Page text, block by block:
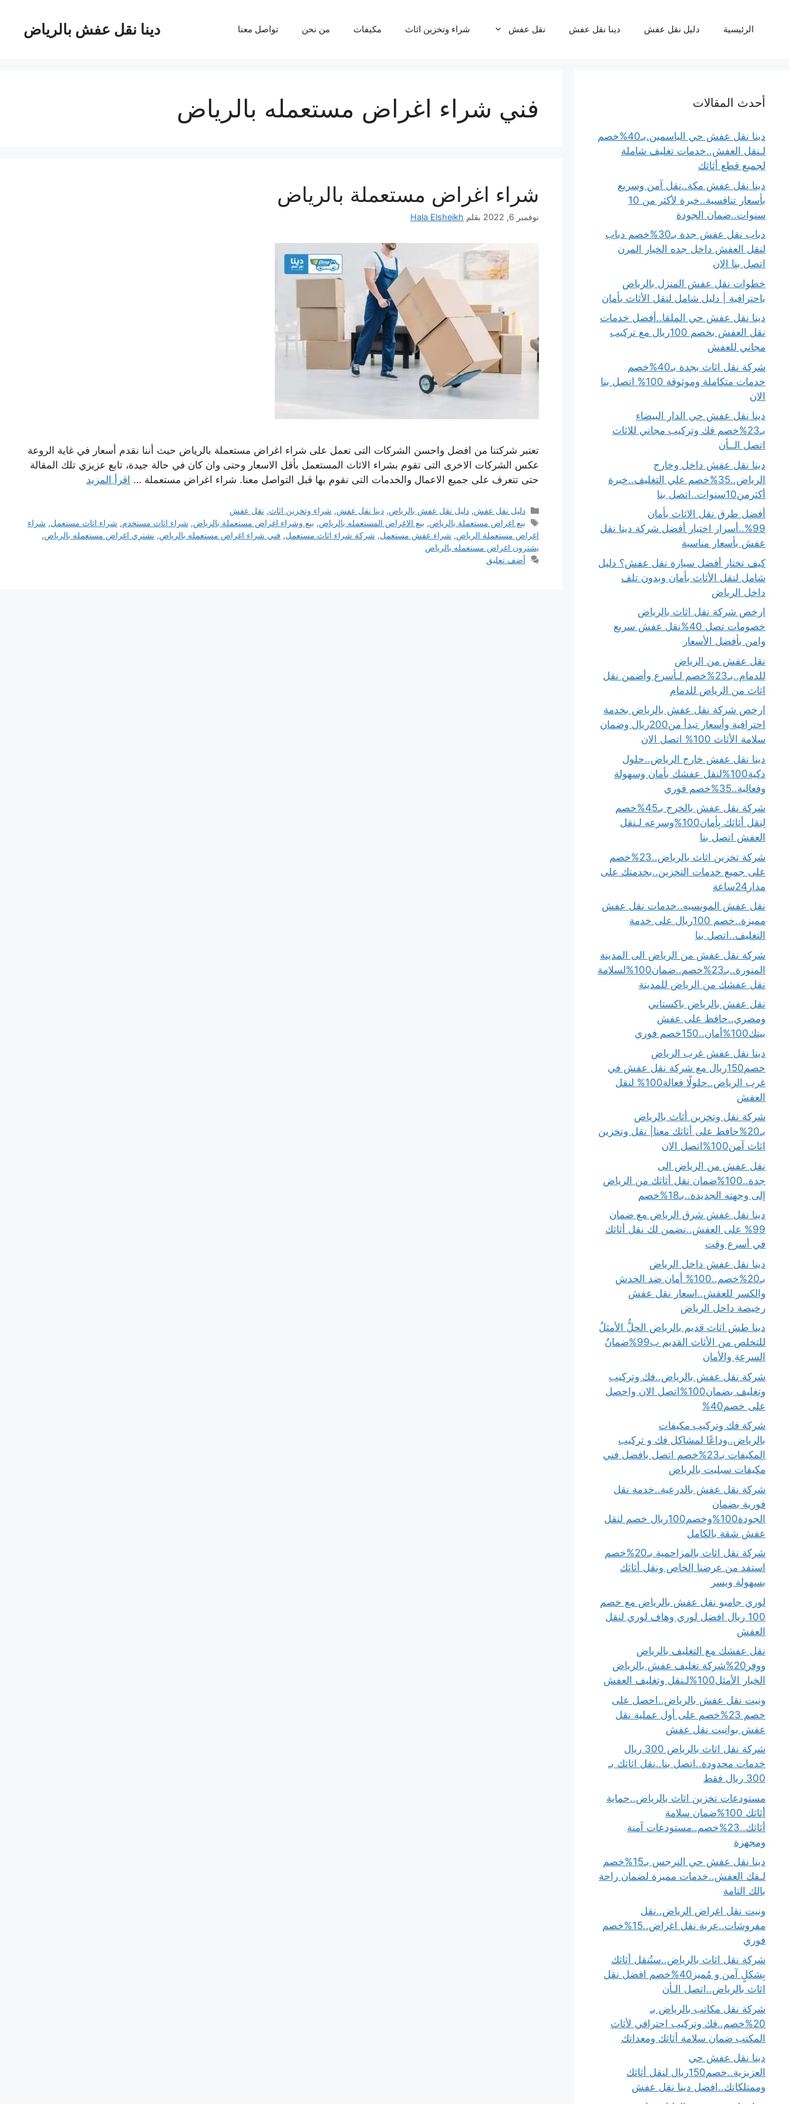
دينا نقل عفش بالرياض الرئيسية دليل نقل عفش دينا نقل عفش نقل عفش شراء وتخزين اثاث مكيفات من نحن تواصل معنا
فني شراء اغراض مستعمله بالرياض
شراء اغراض مستعملة بالرياض
نوفمبر 6, 2022 بقلم Hala Elsheikh
تعتبر شركتنا من افضل واحسن الشركات التى تعمل على شراء اغراض مستعملة بالرياض حيث أننا نقدم أسعار في غاية الروعة
عكس الشركات الاخرى التى تقوم بشراء الاثاث المستعمل بأقل الاسعار وحتى وان كان في حالة جيدة، تابع عزيزي تلك المقالة
حتى تتعرف على جميع الاعمال والخدمات التى نقوم بها قبل التواصل معنا. شراء اغراض مستعملة … اقرأ المزيد
التصنيفات
دليل نقل عفش,دليل نقل عفش بالرياض,دينا نقل عفش, شراء وتخزين اثاث, نقل عفش
الوسوم
بيع اغراض مستعملة بالرياض, بيع الاغراض المستعمله بالرياض, بيع وشراء اغراض مستعملة بالرياض, شراء اثاث مستخدم, شراء اثاث مستعمل, شراء
اغراض مستعملة الرياض, شراء عفش مستعمل, شركة شراء اثاث مستعمل, فني شراء اغراض مستعمله بالرياض, نشتري اغراض مستعمله بالرياض,
يشترون اغراض مستعمله بالرياض
أضف تعليق
أحدث المقالات
دينا نقل عفش حي الياسمين.بـ40%خصم
لـنقل العفش..خدمات تغليف شاملة
لجميع قطع أثاثك
دينا نقل عفش مكة..نقل آمن وسريع
بأسعار تنافسية..خبرة لأكثر من 10
سنوات..ضمان الجودة
دباب نقل عفش جدة بـ30%خصم دباب
لنقل العفش داخل جده الخيار المرن
اتصل بنا الان
خطوات نقل عفش المنزل بالرياض
باحترافية | دليل شامل لنقل الأثاث بأمان
دينا نقل عفش حي الملقا..أفضل خدمات
نقل العفش بخصم 100ريال مع تركيب
مجاني للعفش
شركة نقل اثاث بجدة بـ40%خصم
خدمات متكاملة وموثوقة 100% اتصل بنا
الان
دينا نقل عفش حي الدار البيضاء
بـ23%خصم فك وتركيب مجاني للاثاث
اتصل الــأن
دينا نقل عفش داخل وخارج
الرياض..35%خصم علي التغليف..خبرة
أكثرمن10سنوات..اتصل بنا
أفضل طرق نقل الاثاث بأمان
99%..أسرار اختيار أفضل شركة دينا نقل
عفش بأسعار مناسبة
كيف تختار أفضل سيارة نقل عفش؟ دليل
شامل لنقل الأثاث بأمان وبدون تلف
داخل الرياض
ارخص شركة نقل اثاث بالرياض
خصومات تصل 40%نقل عفش سريع
وامن بأفضل الأسعار
نقل عفش من الرياض
للدمام..بـ23%خصم لـأسرع وأضمن نقل
اثاث من الرياض للدمام
ارخص شركة نقل عفش بالرياض بخدمة
احترافية وأسعار تبدأ من200ريال وضمان
سلامة الأثاث 100% اتصل الان
دينا نقل عفش خارج الرياض..حلول
ذكية100%لنقل عفشك بأمان وسهولة
وفعالية..35%خصم فوري
شركة نقل عفش بالخرج بـ45%خصم
لِنقل أثاثك بِأمان100%وسرعه لـنقل
العفش اتصل بنا
شركة تخزين اثاث بالرياض..23%خصم
على جميع خدمات التخزين..بخدمتك على
مدار24ساعة
نقل عفش المونسيه..خدمات نقل عفش
مميزة..خصم 100ريال على خدمة
التغليف..اتصل بنا
شركة نقل عفش من الرياض الى المدينة
المنورة..بـ23%خصم..ضمان100%لسلامة
نقل عفشك من الرياض للمدينة
نقل عفش بالرياض باكستاني
ومصري..حافظ على عفش
بيتك100%أمان..150خصم فوري
دينا نقل عفش غرب الرياض
خصم150ريال مع شركة نقل عفش في
غرب الرياض..حلولًا فعالة100% لنقل
العفش
شركة نقل وتخزين أثاث بالرياض
بـ20%حافظ على أثاثك معنا| نقل وتخزين
اثاث آمن100%اتصل الان
نقل عفش من الرياض الى
جدة..100%ضمان نقل أثاثك من الرياض
إلى وجهته الجديدة..بـ18%خصم
دينا نقل عفش شرق الرياض مع ضمان
99% على العفش..نضمن لك نقل أثاثك
في أسرع وقت
دينا نقل عفش داخل الرياض
بـ20%خصم..100% أمان ضد الخدش
والكسر للعفش..اسعار نقل عفش
رخيصة داخل الرياض
دينا طش اثاث قديم بالرياض الحلُّ الأمثلُ
للتخلص من الأثاث القديم ب99%ضمانُ
السرعةِ والأمان
شركة نقل عفش بالرياض..فك وتركيب
وتغليف بضمان100%اتصل الان واحصل
على خصم40%
شركة فك وتركيب مكيفات
بالرياض..وداعًا لمشاكل فك و تركيب
المكيفات بـ23%خصم اتصل بافضل فني
مكيفات سبليت بالرياض
شركة نقل عفش بالدرعية..خدمة نقل
فورية بضمان
الجودة100%وخصم100ريال خصم لنقل
عفش شقة بالكامل
شركة نقل اثاث بالمزاحمية بـ20%خصم
استفد من عرضنا الخاص ونقل أثاثك
بسهولة ويسر
لوري جامبو نقل عفش بالرياض مع خصم
100 ريال افضل لوري وهاف لوري لنقل
العفش
نقل عفشك مع التغليف بالرياض
ووفر20%شركة تغليف عفش بالرياض
الخيار الأمثل100%لـنقل وتغليف العفش
ونيت نقل عفش بالرياض..احصل على
خصم 23%خصم على أول عملية نقل
عفش بوانيت نقل عفش
شركة نقل اثاث بالرياض 300 ريال
خدمات محدودة..اتصل بنا..نقل اثاثك بـ
300 ريال فقط
مستودعات تخزين اثاث بالرياض..حماية
أثاثك 100%ضمان سلامة
أثاثك..23%خصم..مستودعات آمنة
ومجهزة
دينا نقل عفش حي النرجس بـ15%خصم
لـفك العفش..خدمات مميزة لضمان راحة
بالك التامة
ونيت نقل اغراض الرياض..نقل
مفروشات..عربة نقل اغراض..15%خصم
فوري
شركة نقل اثاث بالرياض..ستُنقل أثاثك
بِشكلٍ آمن و مُميز40%خصم افضل نقل
اثاث بالرياض..اتصل الـأن
شركة نقل مكاتب بالرياض بـ
20%خصم..فك وتركيب احترافي لأثاث
المكتب ضمان سلامة أثاثك ومعداتك
دينا نقل عفش حي
العزيزية..خصم150ريال لنقل أثاثك
وممتلكاتك..افضل دينا نقل عفش